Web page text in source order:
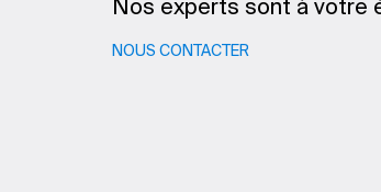
Nos experts sont à votre
NOUS CONTACTER